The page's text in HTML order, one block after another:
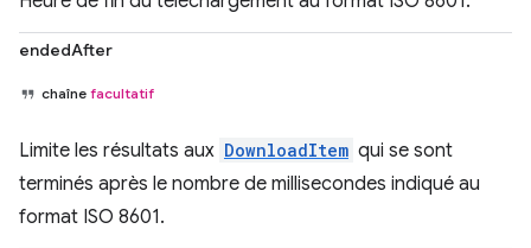
endedAfter
chaîne facultatif
Limite les résultats aux DownloadItem qui se sont
terminés après le nombre de millisecondes indiqué au
format ISO 8601.